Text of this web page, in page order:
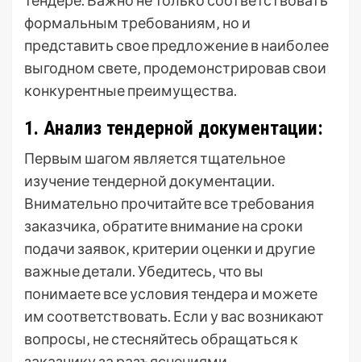
формальным требованиям‚ но и
представить свое предложение в наиболее
выгодном свете‚ продемонстрировав свои
конкурентные преимущества.
1. Анализ тендерной документации:
Первым шагом является тщательное
изучение тендерной документации.
Внимательно прочитайте все требования
заказчика‚ обратите внимание на сроки
подачи заявок‚ критерии оценки и другие
важные детали. Убедитесь‚ что вы
понимаете все условия тендера и можете
им соответствовать. Если у вас возникают
вопросы‚ не стесняйтесь обращаться к